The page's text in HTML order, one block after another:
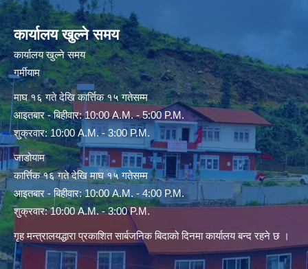
कार्यालय खुल्ने समय
कार्यालय खुल्ने समय
गर्मीयाम
माघ १६ गते देखि कार्त्तिक १५ गतेसम्म
आइतबार - बिहीवार: 10:00 A.M. - 5:00 P.M.
शुक्रवार: 10:00 A.M. - 3:00 P.M.
जाडोयाम
कार्त्तिक १६ गते देखि माघ १५ गतेसम्म
आइतबार - बिहीवार: 10:00 A.M. - 4:00 P.M.
शुक्रवार: 10:00 A.M. - 3:00 P.M.
गृह मन्त्रालयद्धारा प्रकाशित सार्बजनिक बिदाको दिनमा कार्यालय बन्द रहने छ ।